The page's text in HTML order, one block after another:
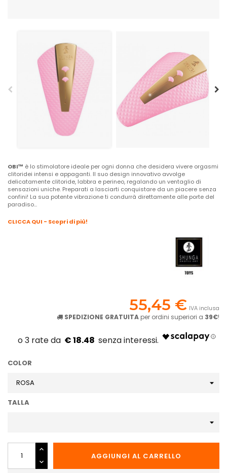
OBI™ è lo stimolatore ideale per ogni donna che desidera vivere orgasmi
clitoridei intensi e appaganti. Il suo design innovativo avvolge
delicatamente clitoride, labbra e perineo, regalando un ventaglio di
sensazioni uniche. Preparati a lasciarti conquistare da un piacere senza
confini! La sua potente vibrazione ti condurrà direttamente alle porte del
paradiso...
CLICCA QUI - Scopri di più!
55,45 € IVA inclusa
SPEDIZIONE GRATUITA per ordini superiori a 39€!
€ 18.48
COLOR
TALLA
AGGIUNGI AL CARRELLO